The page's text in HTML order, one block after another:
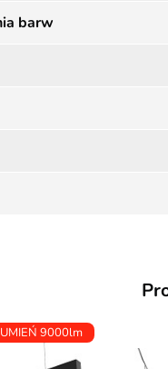
barw
9000lm